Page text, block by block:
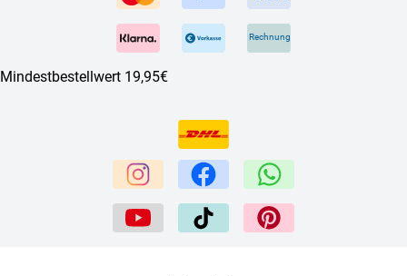
Rechnung
Mindestbestellwert 19,95€